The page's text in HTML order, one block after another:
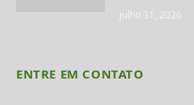
julho 31, 2026
ENTRE EM CONTATO